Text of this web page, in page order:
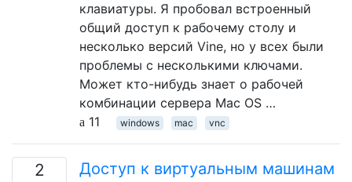
клавиатуры. Я пробовал встроенный
общий доступ к рабочему столу и
несколько версий Vine, но у всех были
проблемы с несколькими ключами.
Может кто-нибудь знает о рабочей
комбинации сервера Mac OS …
11
windows mac vnc
2
Доступ к виртуальным машинам